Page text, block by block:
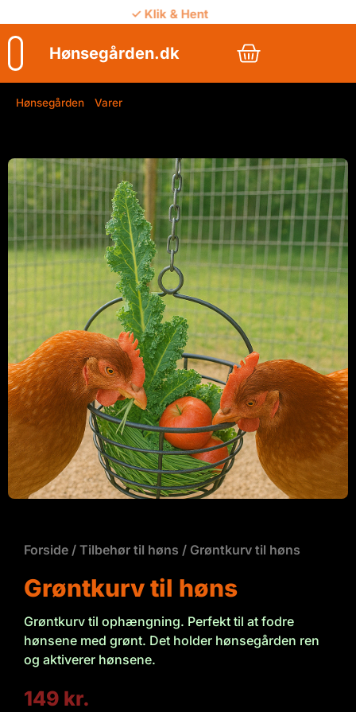
✓ Vejledning
✓ Klik & Hent
Hønsegården.dk
Hønsegården Varer
Forside / Tilbehør til høns / Grøntkurv til høns
Grøntkurv til høns
Grøntkurv til ophængning. Perfekt til at fodre
hønsene med grønt. Det holder hønsegården ren
og aktiverer hønsene.
149 kr.